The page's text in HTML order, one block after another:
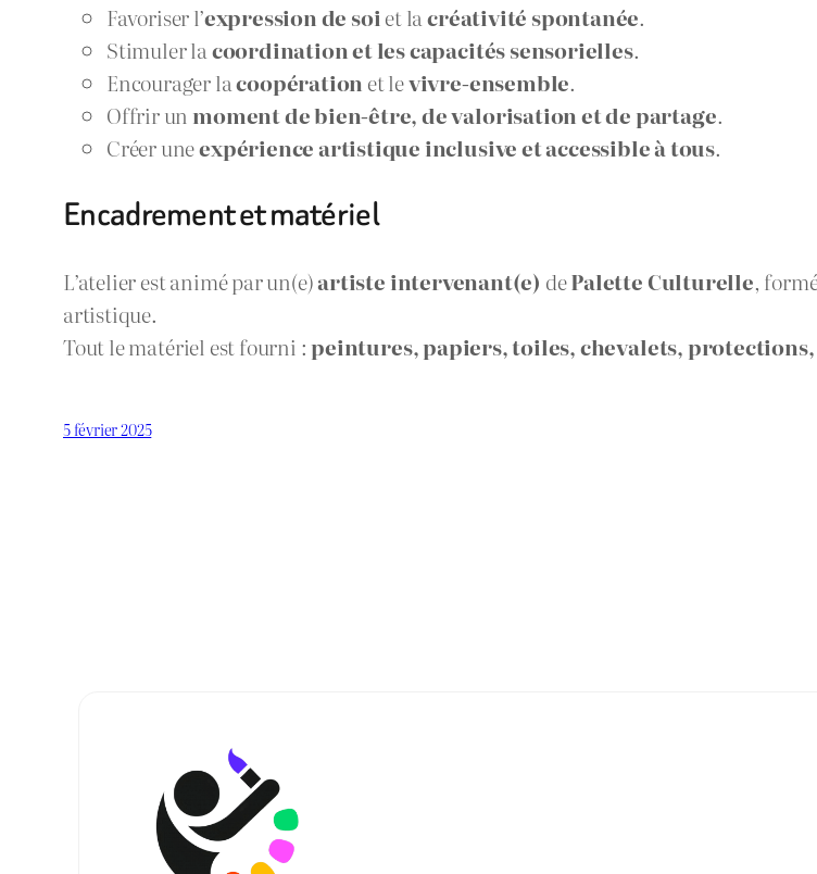
Favoriser l’expression de soiet lacréativité spontanée.
Stimuler lacoordination et les capacités sensorielles.
Encourager lacoopération et levivre-ensemble.
Offrir un moment de bien-être, de valorisation et de partage.
Créer uneexpérience artistique inclusive et accessible à tous.
Encadrement et matériel
L’atelier est animé par un(e)artiste intervenant(e) dePalette Culturelle,
artistique.
Tout le matériel est fourni : peintures, papiers, toiles, chevalets,
5 février 2025